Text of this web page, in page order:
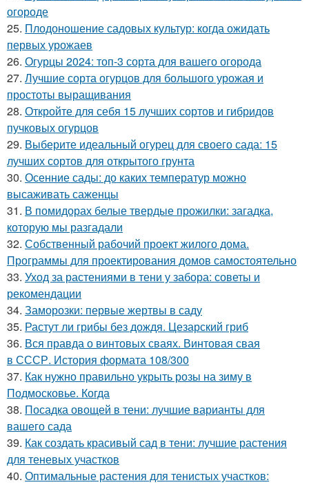
огороде
25. Плодоношение садовых культур: когда ожидать
первых урожаев
26. Огурцы 2024: топ-3 сорта для вашего огорода
27. Лучшие сорта огурцов для большого урожая и
простоты выращивания
28. Откройте для себя 15 лучших сортов и гибридов
пучковых огурцов
29. Выберите идеальный огурец для своего сада: 15
лучших сортов для открытого грунта
30. Осенние сады: до каких температур можно
высаживать саженцы
31. В помидорах белые твердые прожилки: загадка,
которую мы разгадали
32. Собственный рабочий проект жилого дома.
Программы для проектирования домов самостоятельно
33. Уход за растениями в тени у забора: советы и
рекомендации
34. Заморозки: первые жертвы в саду
35. Растут ли грибы без дождя. Цезарский гриб
36. Вся правда о винтовых сваях. Винтовая свая
в СССР. История формата 108/300
37. Как нужно правильно укрыть розы на зиму в
Подмосковье. Когда
38. Посадка овощей в тени: лучшие варианты для
вашего сада
39. Как создать красивый сад в тени: лучшие растения
для теневых участков
40. Оптимальные растения для тенистых участков: